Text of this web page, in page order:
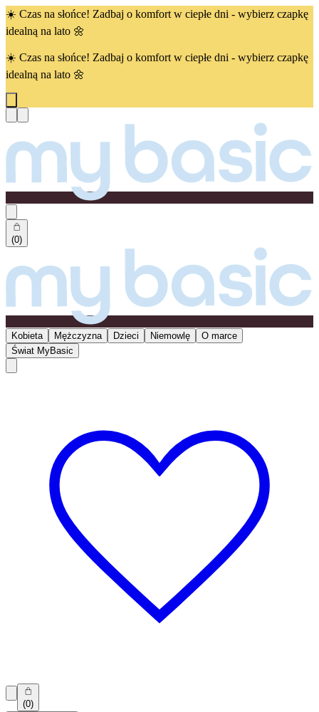
☀️ Czas na słońce! Zadbaj o komfort w ciepłe dni - wybierz czapkę
idealną na lato 🌼
☀️ Czas na słońce! Zadbaj o komfort w ciepłe dni - wybierz czapkę
idealną na lato 🌼
(0)
Kobieta Mężczyzna Dzieci Niemowlę
O marce
Świat MyBasic
(0)